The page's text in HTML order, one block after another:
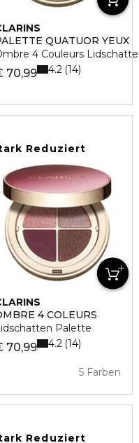
QUATUOR YEUX
4 Couleurs
70,99 4.2 14
4D
Reduziert
4 COLEURS
Palette
70,99
5 Farben
4.2 14
Reduziert